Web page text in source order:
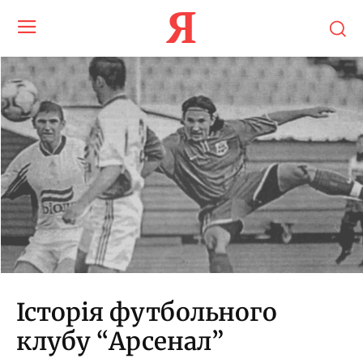
Я
Історія футбольного
клубу “Арсенал”